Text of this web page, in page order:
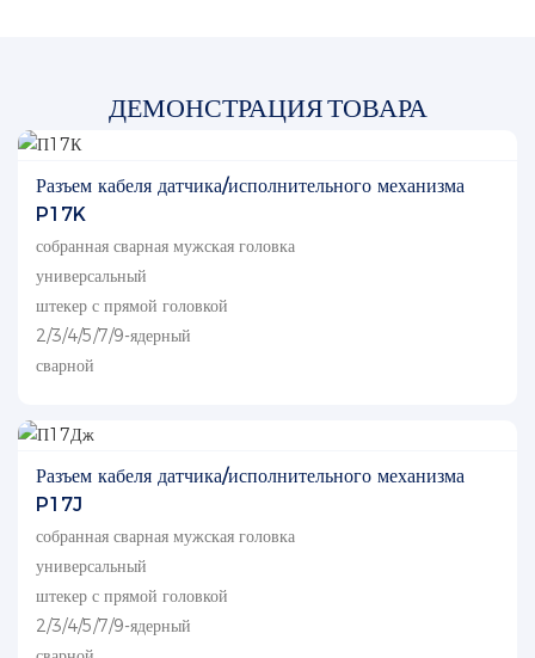
ДЕМОНСТРАЦИЯ ТОВАРА
Разъем кабеля датчика/исполнительного механизма
P17K
собранная сварная мужская головка
универсальный
штекер с прямой головкой
2/3/4/5/7/9-ядерный
сварной
Разъем кабеля датчика/исполнительного механизма
P17J
собранная сварная мужская головка
универсальный
штекер с прямой головкой
2/3/4/5/7/9-ядерный